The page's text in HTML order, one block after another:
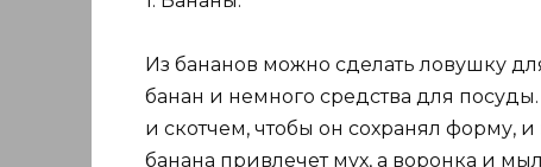
Из бананов можно сделать ловушку
банан и немного средства для
и скотчем, чтобы он сохранял форму, и
банана привлечет мух, а воронка и